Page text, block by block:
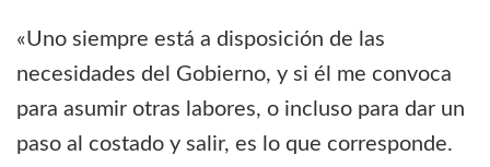
«Uno siempre está a disposición de las
necesidades del Gobierno, y si él me convoca
para asumir otras labores, o incluso para dar un
paso al costado y salir, es lo que corresponde.